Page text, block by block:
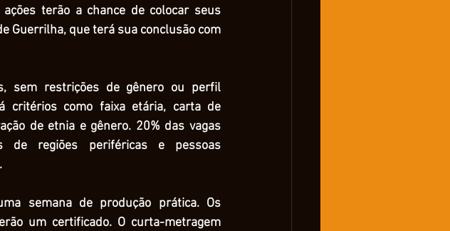
terão a chance de colocar seus
Guerrilha, que terá sua conclusão com
sem restrições de gênero ou perfil
critérios como faixa etária, carta de
de etnia e gênero. 20% das vagas
de regiões periféricas e pessoas
semana de produção prática. Os
um certificado. O curta-metragem